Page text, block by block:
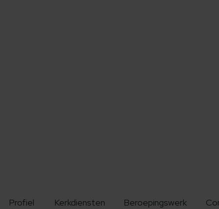
Profiel Kerkdiensten Beroepingswerk